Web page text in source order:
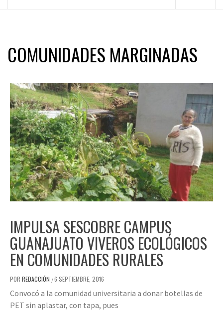
COMUNIDADES MARGINADAS
IMPULSA SESCOBRE CAMPUS
GUANAJUATO VIVEROS ECOLÓGICOS
EN COMUNIDADES RURALES
POR REDACCIÓN /6 SEPTIEMBRE, 2016
Convocó a la comunidad universitaria a donar botellas de
PET sin aplastar, con tapa, pues